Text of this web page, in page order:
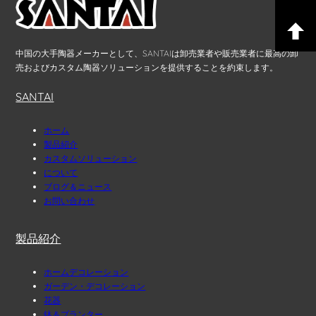
中国の大手陶器メーカーとして、SANTAIは卸売業者や販売業者に最高の卸
売およびカスタム陶器ソリューションを提供することを約束します。
SANTAI
ホーム
製品紹介
カスタムソリューション
について
ブログ＆ニュース
お問い合わせ
製品紹介
ホームデコレーション
ガーデン・デコレーション
花器